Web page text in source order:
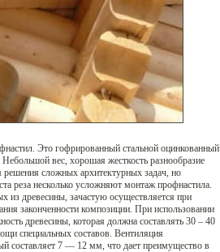
Это гофрированный стальной оцинкованный
вес, хорошая жесткость разнообразие
сложных архитектурных задач, но
реза несколько усложняют монтаж профнастила.
из древесины, зачастую осуществляется при
законченности композиции. При использовании
древесины, которая должна составлять 30 – 40
специальных составов. Вентиляция
составляет 7 — 12 мм, что дает преимущество в